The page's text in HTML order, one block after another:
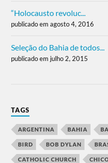
“Holocausto revoluc...
publicado em agosto 4, 2016
Seleção do Bahia de todos...
publicado em julho 2, 2015
TAGS
ARGENTINA BAHIA
BIRD BOB DYLAN
CATHOLIC CHURCH